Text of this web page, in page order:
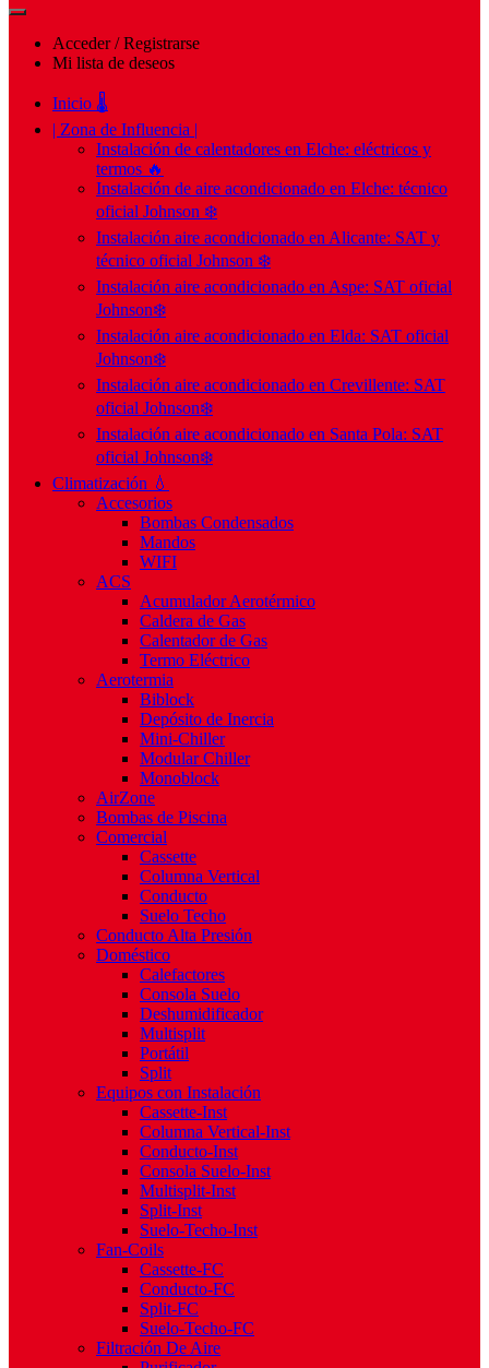
Acceder / Registrarse
Mi lista de deseos
Inicio 🌡️
| Zona de Influencia |
Instalación de calentadores en Elche: eléctricos y
termos 🔥
Instalación de aire acondicionado en Elche: técnico
oficial Johnson ❄️
Instalación aire acondicionado en Alicante: SAT y
técnico oficial Johnson ❄️
Instalación aire acondicionado en Aspe: SAT oficial
Johnson❄️
Instalación aire acondicionado en Elda: SAT oficial
Johnson❄️
Instalación aire acondicionado en Crevillente: SAT
oficial Johnson❄️
Instalación aire acondicionado en Santa Pola: SAT
oficial Johnson❄️
Climatización 💧
Accesorios
Bombas Condensados
Mandos
WIFI
ACS
Acumulador Aerotérmico
Caldera de Gas
Calentador de Gas
Termo Eléctrico
Aerotermia
Biblock
Depósito de Inercia
Mini-Chiller
Modular Chiller
Monoblock
AirZone
Bombas de Piscina
Comercial
Cassette
Columna Vertical
Conducto
Suelo Techo
Conducto Alta Presión
Doméstico
Calefactores
Consola Suelo
Deshumidificador
Multisplit
Portátil
Split
Equipos con Instalación
Cassette-Inst
Columna Vertical-Inst
Conducto-Inst
Consola Suelo-Inst
Multisplit-Inst
Split-Inst
Suelo-Techo-Inst
Fan-Coils
Cassette-FC
Conducto-FC
Split-FC
Suelo-Techo-FC
Filtración De Aire